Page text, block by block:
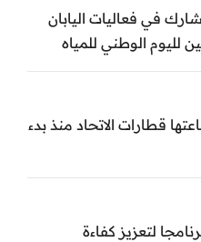
في فعاليات اليابان
لليوم الوطني للمياه
قطارات الاتحاد منذ بدء
لتعزيز كفاءة